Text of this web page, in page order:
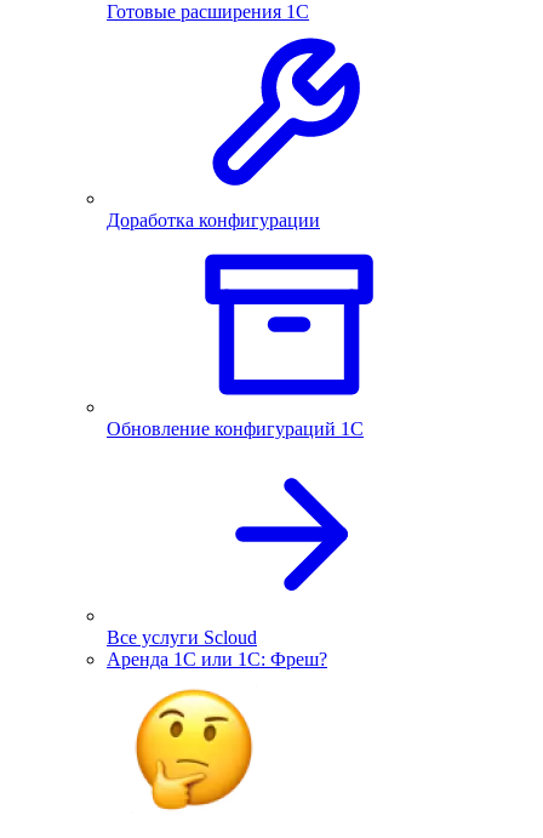
Готовые расширения 1С
Доработка конфигурации
Обновление конфигураций 1С
Все услуги Scloud
Аренда 1С или 1С: Фреш?